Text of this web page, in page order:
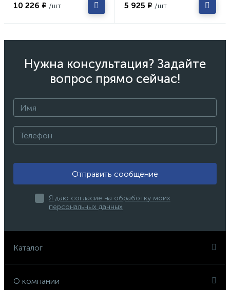
10 226 ₽ /шт 5 925 ₽ /шт
Нужна консультация? Задайте
вопрос прямо сейчас!
Отправить сообщение
Я даю согласие на обработку моих
персональных данных
Каталог
О компании